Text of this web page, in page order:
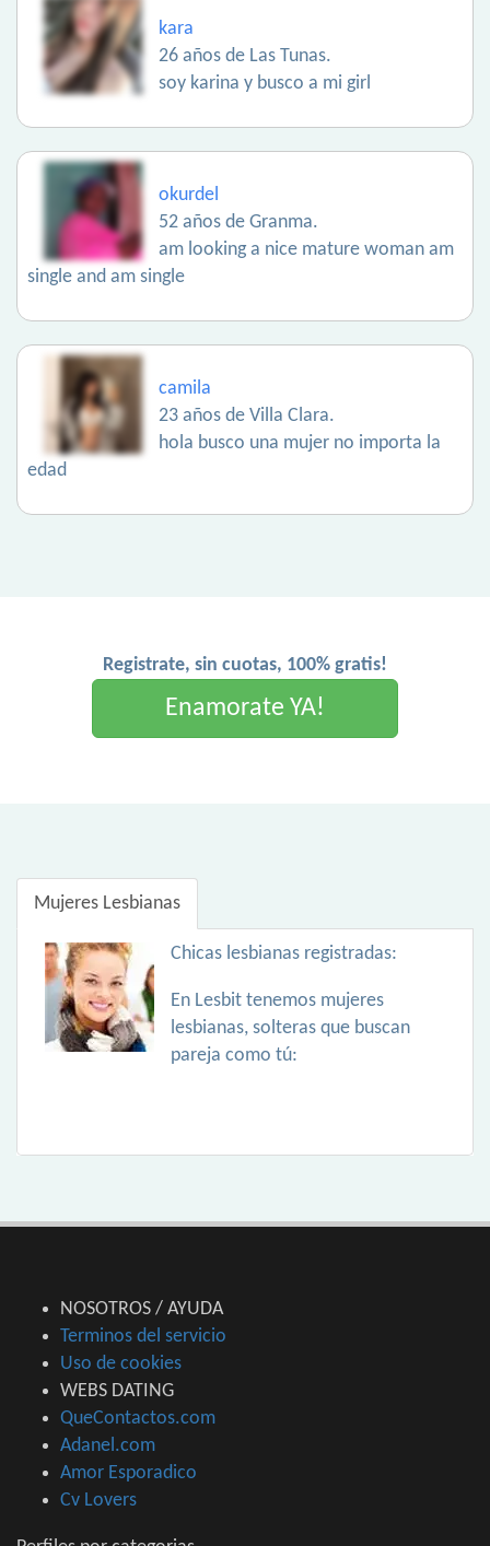
kara
26 años de Las Tunas.
soy karina y busco a mi girl
okurdel
52 años de Granma.
am looking a nice mature woman am
single and am single
camila
23 años de Villa Clara.
hola busco una mujer no importa la
edad
Registrate, sin cuotas, 100% gratis!
Enamorate YA!
Mujeres Lesbianas
Chicas lesbianas registradas:
En Lesbit tenemos mujeres
lesbianas, solteras que buscan
pareja como tú:
NOSOTROS / AYUDA
Terminos del servicio
Uso de cookies
WEBS DATING
QueContactos.com
Adanel.com
Amor Esporadico
Cv Lovers